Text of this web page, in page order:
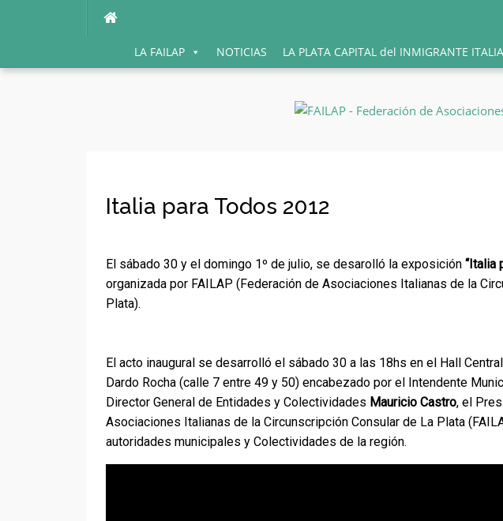
LA FAILAP NOTICIAS LA PLATA CAPITAL del INMIGRANTE
Italia para Todos 2012
El sábado 30 y el domingo 1º de julio, se desarolló la exposición “Italia
organizada por FAILAP (Federación de Asociaciones Italianas de la
Plata).
El acto inaugural se desarrolló el sábado 30 a las 18hs en el Hall
Dardo Rocha (calle 7 entre 49 y 50) encabezado por el Intendente
Director General de Entidades y Colectividades Mauricio Castro, el
Asociaciones Italianas de la Circunscripción Consular de La Plata
autoridades municipales y Colectividades de la región.